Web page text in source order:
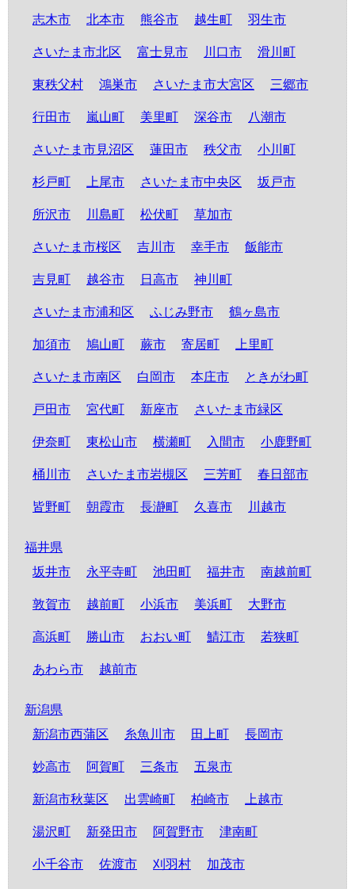
志木市 北本市 熊谷市 越生町 羽生市
さいたま市北区 富士見市 川口市 滑川町
東秩父村 鴻巣市 さいたま市大宮区 三郷市
行田市 嵐山町 美里町 深谷市 八潮市
さいたま市見沼区 蓮田市 秩父市 小川町
杉戸町 上尾市 さいたま市中央区 坂戸市
所沢市 川島町 松伏町 草加市
さいたま市桜区 吉川市 幸手市 飯能市
吉見町 越谷市 日高市 神川町
さいたま市浦和区 ふじみ野市 鶴ヶ島市
加須市 鳩山町 蕨市 寄居町 上里町
さいたま市南区 白岡市 本庄市 ときがわ町
戸田市 宮代町 新座市 さいたま市緑区
伊奈町 東松山市 横瀬町 入間市 小鹿野町
桶川市 さいたま市岩槻区 三芳町 春日部市
皆野町 朝霞市 長瀞町 久喜市 川越市
福井県
坂井市
永平寺町 池田町 福井市 南越前町
敦賀市 越前町 小浜市 美浜町 大野市
高浜町 勝山市 おおい町 鯖江市 若狭町
あわら市 越前市
新潟県
新潟市西蒲区
糸魚川市 田上町 長岡市
妙高市 阿賀町 三条市 五泉市
新潟市秋葉区 出雲崎町 柏崎市 上越市
湯沢町 新発田市 阿賀野市 津南町
小千谷市 佐渡市 刈羽村 加茂市